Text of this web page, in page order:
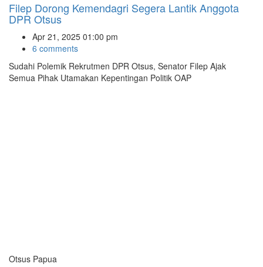
Filep Dorong Kemendagri Segera Lantik Anggota
DPR Otsus
Apr 21, 2025 01:00 pm
6 comments
Sudahi Polemik Rekrutmen DPR Otsus, Senator Filep Ajak
Semua Pihak Utamakan Kepentingan Politik OAP
Otsus Papua